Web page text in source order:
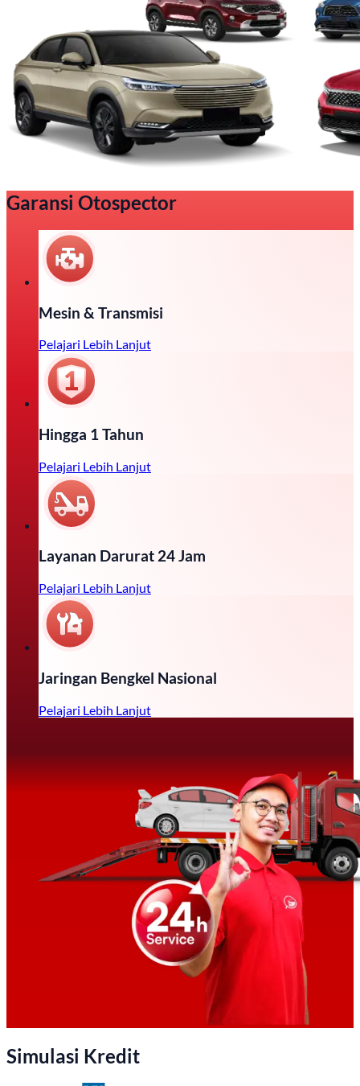
Garansi Otospector
Mesin & Transmisi
Pelajari Lebih Lanjut
Hingga 1 Tahun
Pelajari Lebih Lanjut
Layanan Darurat 24 Jam
Pelajari Lebih Lanjut
Jaringan Bengkel Nasional
Pelajari Lebih Lanjut
Simulasi Kredit